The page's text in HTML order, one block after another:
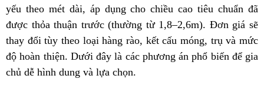
yếu theo mét dài, áp dụng cho chiều cao tiêu chuẩn đã
được thỏa thuận trước (thường từ 1,8–2,6m). Đơn giá sẽ
thay đổi tùy theo loại hàng rào, kết cấu móng, trụ và mức
độ hoàn thiện. Dưới đây là các phương án phổ biến để gia
chủ dễ hình dung và lựa chọn.